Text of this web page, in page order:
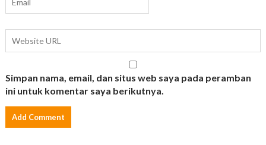
Simpan nama, email, dan situs web saya pada peramban
ini untuk komentar saya berikutnya.